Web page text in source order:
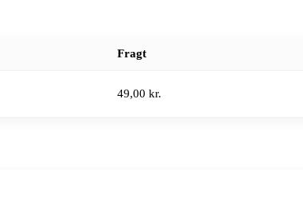
Fragt
49,00 kr.